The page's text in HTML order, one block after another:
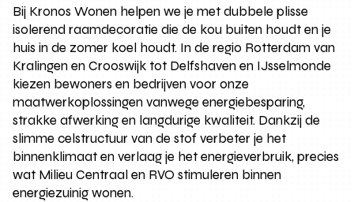
Bij Kronos Wonen helpen we je met dubbele plisse
isolerend raamdecoratie die de kou buiten houdt en je
huis in de zomer koel houdt. In de regio Rotterdam van
Kralingen en Crooswijk tot Delfshaven en IJsselmonde
kiezen bewoners en bedrijven voor onze
maatwerkoplossingen vanwege energiebesparing,
strakke afwerking en langdurige kwaliteit. Dankzij de
slimme celstructuur van de stof verbeter je het
binnenklimaat en verlaag je het energieverbruik, precies
wat Milieu Centraal en RVO stimuleren binnen
energiezuinig wonen.